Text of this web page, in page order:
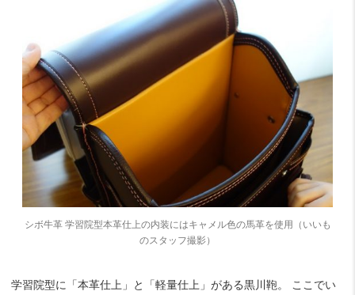
シボ牛革 学習院型本革仕上の内装にはキャメル色の馬革を使用（いいも
のスタッフ撮影）
学習院型に「本革仕上」と「軽量仕上」がある黒川鞄。 ここでい